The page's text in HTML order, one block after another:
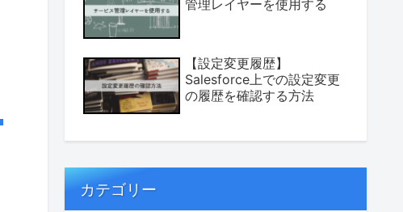
管理レイヤーを使用する
【設定変更履歴】
Salesforce上での設定変更
の履歴を確認する方法
カテゴリー